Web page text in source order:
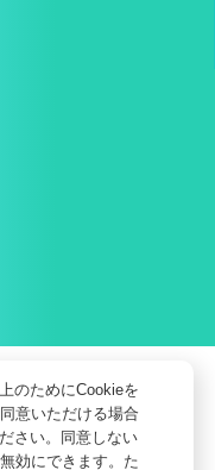
のためにCookieを
意いただける場合
さい。同意しない
効にできます。た